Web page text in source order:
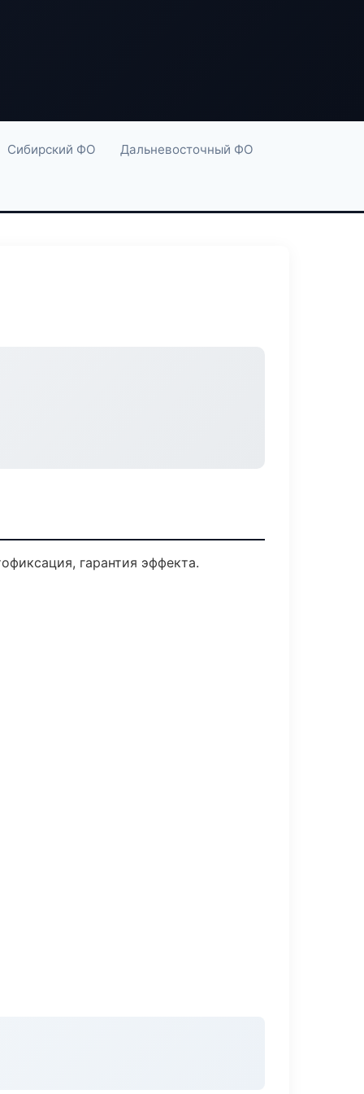
Сибирский ФО Дальневосточный ФО
гарантия эффекта.